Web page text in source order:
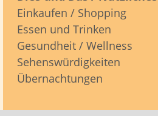
Einkaufen / Shopping
Essen und Trinken
Gesundheit / Wellness
Sehenswürdigkeiten
Übernachtungen